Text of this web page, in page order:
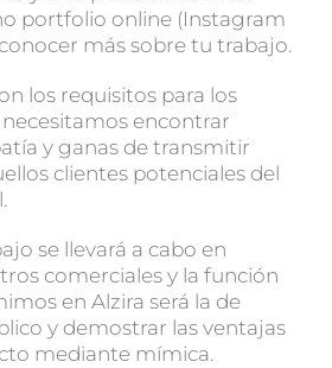
portfolio online (Instagram
más sobre tu trabajo.
los requisitos para los
encontrar
y ganas de transmitir
clientes potenciales del
se llevará a cabo en
comerciales y la función
en Alzira será la de
y demostrar las ventajas
mediante mímica.